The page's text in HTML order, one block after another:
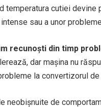
temperatura cutiei devine
sau a unor
recunoști din timp
dar mașina nu
la convertizorul de
neobișnuite de